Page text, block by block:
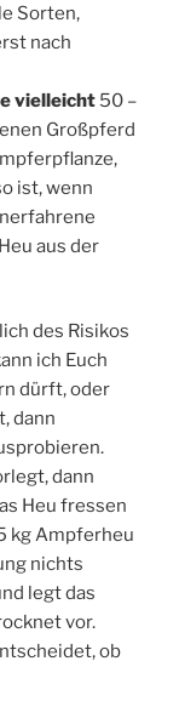
Sorten,
nach
vielleicht 50 –
Großpferd
ist, wenn
aus der
des Risikos
ich Euch
dürft, oder
dann
dann
Heu fressen
kg Ampferheu
nichts
legt das
vor.
ob